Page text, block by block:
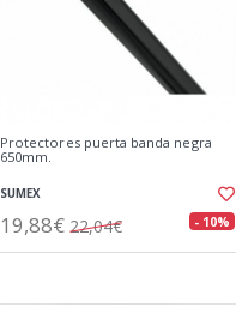
Protectores puerta banda negra
650mm.
SUMEX
19,88€ 22,04€ - 10%